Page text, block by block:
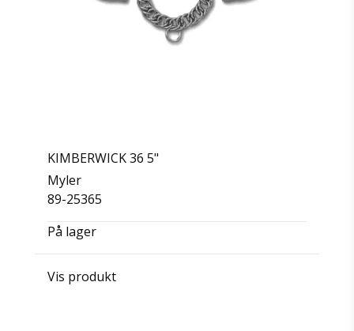
KIMBERWICK 36 5"
Myler
89-25365
På lager
Vis produkt